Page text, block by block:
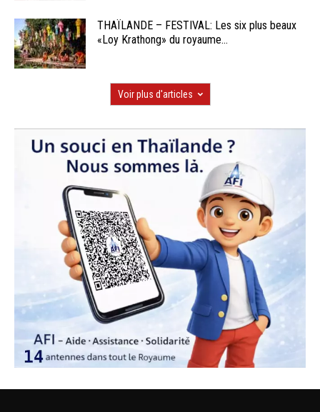
THAÏLANDE – FESTIVAL: Les six plus beaux
«Loy Krathong» du royaume...
Voir plus d'articles